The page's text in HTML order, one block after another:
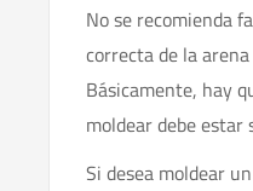
No se recomienda
correcta de la
Básicamente, hay
moldear debe
Si desea moldear